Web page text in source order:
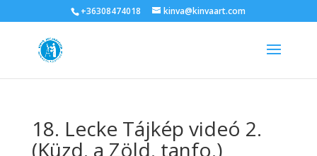
+36308474018 kinva@kinvaart.com
18. Lecke Tájkép videó 2.
(Küzd. a Zöld. tanfo.)